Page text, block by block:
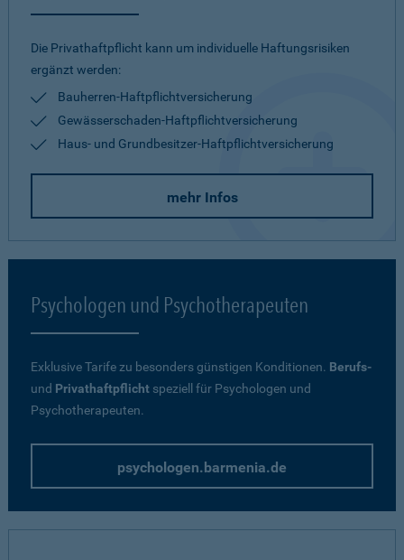
Die Privathaftpflicht kann um individuelle Haftungsrisiken
ergänzt werden:
Bauherren-Haftpflichtversicherung
Gewässerschaden-Haftpflichtversicherung
Haus- und Grundbesitzer-Haftpflichtversicherung
mehr Infos
Psychologen und Psychotherapeuten
Exklusive Tarife zu besonders günstigen Konditionen. Berufs-
und Privathaftpflicht speziell für Psychologen und
Psychotherapeuten.
psychologen.barmenia.de